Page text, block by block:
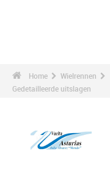
Home Wielrennen
Gedetailleerde uitslagen